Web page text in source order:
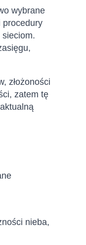
wybrane
procedury
złożoności
zatem tę
nieba,